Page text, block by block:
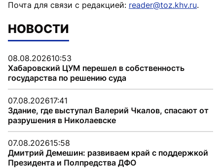
Почта для связи с редакцией: reader@toz.khv.ru.
НОВОСТИ
08.08.202610:53
Хабаровский ЦУМ перешел в собственность
государства по решению суда
07.08.202617:41
Здание, где выступал Валерий Чкалов, спасают от
разрушения в Николаевске
07.08.202615:58
Дмитрий Демешин: развиваем край с поддержкой
Президента и Полпредства ДФО